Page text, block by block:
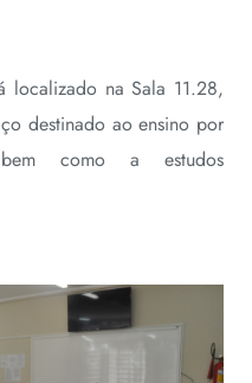
localizado na Sala 11.28,
destinado ao ensino por
como a estudos